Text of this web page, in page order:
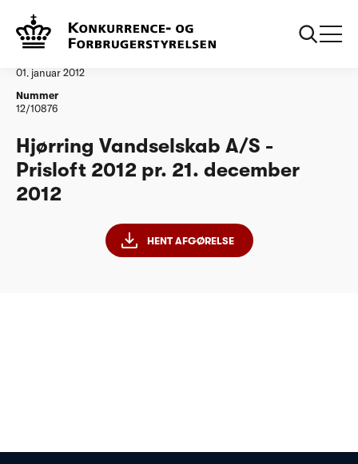
Vandtilsyn
01. januar 2012
Nummer
12/10876
Hjørring Vandselskab A/S -
Prisloft 2012 pr. 21. december
2012
HENT AFGØRELSE